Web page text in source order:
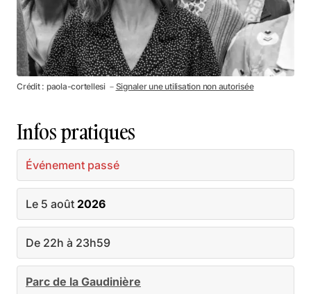
Crédit : paola-cortellesi － Signaler une utilisation non autorisée
Infos pratiques
Événement passé
Le 5 août 2026
De 22h à 23h59
Parc de la Gaudinière